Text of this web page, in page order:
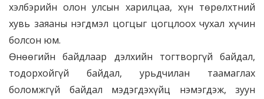
хэлбэрийн олон улсын харилцаа, хүн төрөлхтний
хувь заяаны нэгдмэл цогцыг цогцлоох чухал хүчин
болсон юм.
Өнөөгийн байдлаар дэлхийн тогтворгүй байдал,
тодорхойгүй байдал, урьдчилан таамаглах
боломжгүй байдал мэдэгдэхүйц нэмэгдэж, зуун